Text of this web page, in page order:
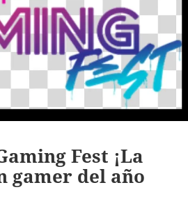
Fest ¡La
gamer del año